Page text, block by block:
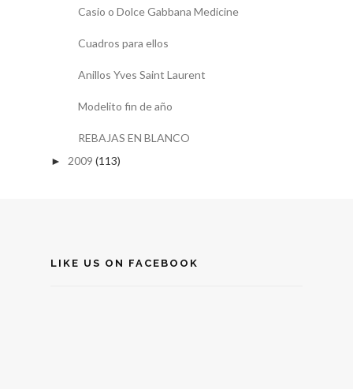
Casio o Dolce Gabbana Medicine
Cuadros para ellos
Anillos Yves Saint Laurent
Modelito fin de año
REBAJAS EN BLANCO
► 2009 (113)
LIKE US ON FACEBOOK